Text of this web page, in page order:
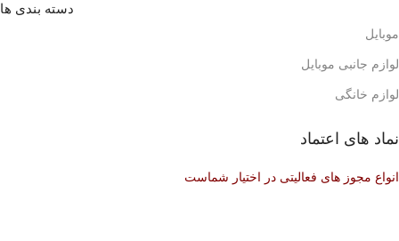
دسته بندی ها
موبایل
لوازم جانبی موبایل
لوازم خانگی
نماد های اعتماد
انواع مجوز های فعالیتی در اختیار شماست